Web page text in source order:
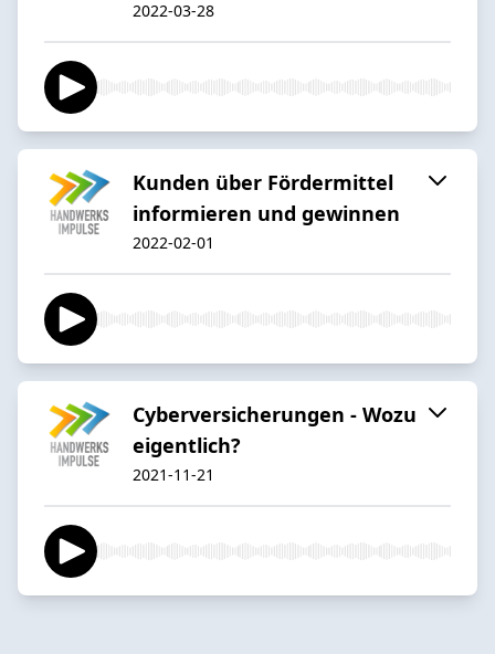
2022-03-28
Kunden über Fördermittel
informieren und gewinnen
2022-02-01
Cyberversicherungen - Wozu
eigentlich?
2021-11-21